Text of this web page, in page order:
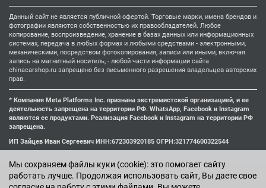
Мы cохраняем файлы куки (cookie): это помогает сайту
работать лучше. Продолжая использовать сайт, Вы даете свое
Данный сайт не является публичной офертой. Торговые марки, имена брендов и
фотографии являются собственностью их правообладателей. Любое
копирование, воспроизведение, хранение в базах данных или информационных
системах, передача в любых формах и любыми средствами - электронными,
механическими, посредством фотокопирования, записи или иными, включая
запись на магнитный носитель, - любой части информации сайта
chinacarshop.ru запрещено без письменного разрешения владельцев авторских
прав.
* Компания Meta Platforms Inc. признана экстремистской организацией, и ее
деятельность запрещена на территории РФ. WhatsApp, Facebook и Instagram
являются ее продуктами. Реализация Facebook и Instagram на территории РФ
запрещена.
ИП Зайцев Иван Сергеевич ИНН:672303920185 ОГРН:321774600322544